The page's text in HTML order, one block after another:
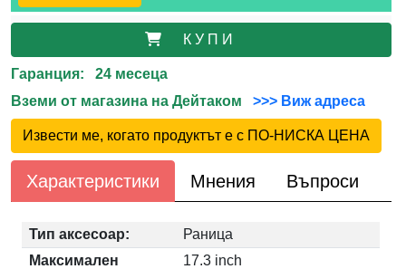
К У П И
Гаранция: 24 месеца
Вземи от магазина на Дейтаком
>>> Виж адреса
Извести ме, когато продуктът е с ПО-НИСКА ЦЕНА
Характеристики Мнения Въпроси
Тип аксесоар:
Раница
Максимален
17.3 inch